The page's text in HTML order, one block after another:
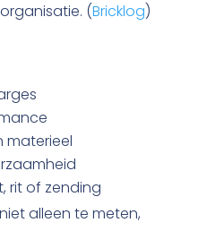
(Bricklog)
materieel
rit of zending
alleen te meten,